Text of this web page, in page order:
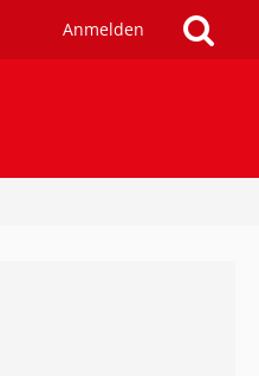
Anmelden